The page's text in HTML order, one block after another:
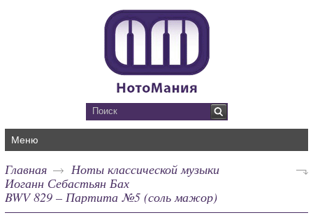
Меню
Главная
Ноты классической музыки
Иоганн Себастьян Бах
BWV 829 – Партита №5 (соль мажор)